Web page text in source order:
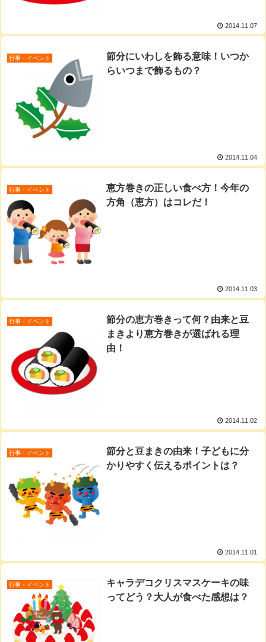
2014.11.07
行事・イベント
節分にいわしを飾る意味！いつか
らいつまで飾るもの？
2014.11.04
行事・イベント
恵方巻きの正しい食べ方！今年の
方角（恵方）はコレだ！
2014.11.03
行事・イベント
節分の恵方巻きって何？由来と豆
まきより恵方巻きが選ばれる理
由！
2014.11.02
行事・イベント
節分と豆まきの由来！子どもに分
かりやすく伝えるポイントは？
2014.11.01
行事・イベント
キャラデコクリスマスケーキの味
ってどう？大人が食べた感想は？